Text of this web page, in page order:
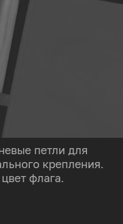
петли для
крепления.
флага.